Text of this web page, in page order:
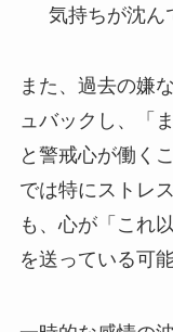
気持ちが沈ん
また、過去の嫌
ュバックし、「
と警戒心が働く
では特にストレ
も、心が「これ
を送っている可